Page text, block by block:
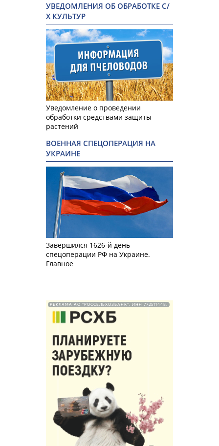
УВЕДОМЛЕНИЯ ОБ ОБРАБОТКЕ С/
Х КУЛЬТУР
Уведомление о проведении
обработки средствами защиты
растений
ВОЕННАЯ СПЕЦОПЕРАЦИЯ НА
УКРАИНЕ
Завершился 1626-й день
спецоперации РФ на Украине.
Главное
РЕКЛАМА АО "РОССЕЛЬХОЗБАНК". ИНН 772511448.